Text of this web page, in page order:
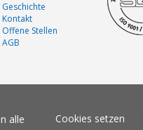
Geschichte
Kontakt
Offene Stellen
AGB
alle
Cookies setzen